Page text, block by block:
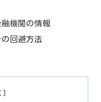
機関の情報
回避方法